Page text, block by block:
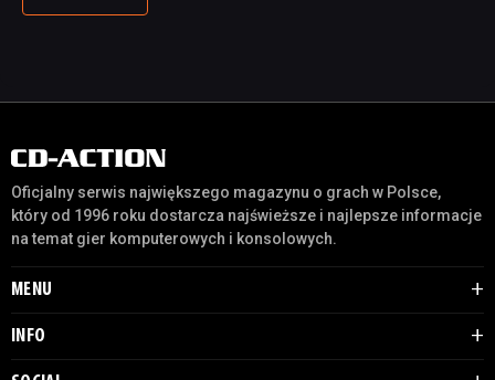
Oficjalny serwis największego magazynu o grach w Polsce,
który od 1996 roku dostarcza najświeższe i najlepsze informacje
na temat gier komputerowych i konsolowych.
MENU
INFO